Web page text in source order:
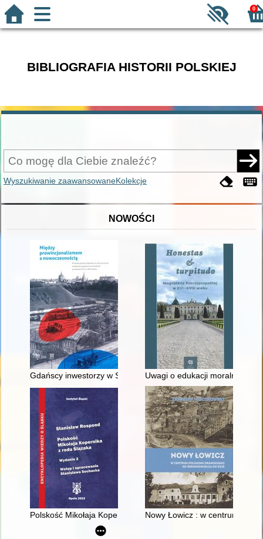
0
BIBLIOGRAFIA HISTORII POLSKIEJ
Wyszukiwanie zaawansowaneKolekcje
NOWOŚCI
Gdańscy inwestorzy w Sopocie : prestiż finansowy i
Uwagi o edukacji moralnej
Polskość Mikołaja Kopernika z rodu ŚlązakaNowy Łowicz : w centrum